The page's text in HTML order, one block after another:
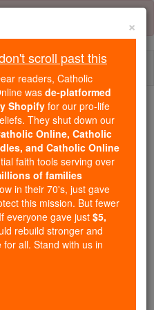
past this
readers, Catholic Online
de-platformed by Shopify
pro-life beliefs. They
down ourCatholic
Prayer Candles, and
essential faith
students and millions of
now in their 70's,
to protect this mission.
donate. If everyone gave
×
scroll past this
readers, Catholic
wasde-platformed
Shopify for our pro-life
They shut down our
Online, Catholic
and Catholic Online
faith tools serving over
of families
in their 70's, just gave
this mission. But fewer
everyone gave just $5,
rebuild stronger and
all. Stand with us in